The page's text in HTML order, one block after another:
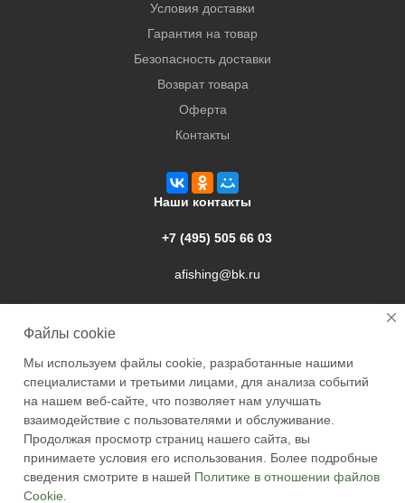
Условия доставки
Гарантия на товар
Безопасность доставки
Возврат товара
Оферта
Контакты
Наши контакты
+7 (495) 505 66 03
afishing@bk.ru
2026 © Academyfishing - продажа товаров для рыбалки по
Москве и России
Файлы cookie
Мы используем файлы cookie, разработанные нашими
специалистами и третьими лицами, для анализа событий
на нашем веб-сайте, что позволяет нам улучшать
взаимодействие с пользователями и обслуживание.
Продолжая просмотр страниц нашего сайта, вы
принимаете условия его использования. Более подробные
сведения смотрите в нашей Политике в отношении файлов
Cookie